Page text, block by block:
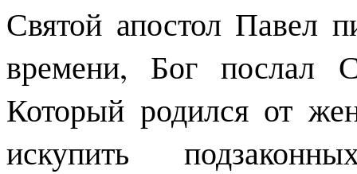
Святой апостол Павел
времени, Бог послал
Который родился от
искупить